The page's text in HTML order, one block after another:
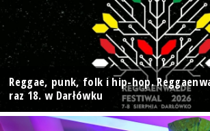
Reggae, punk, folk i hip-hop.
raz 18. w Darłówku